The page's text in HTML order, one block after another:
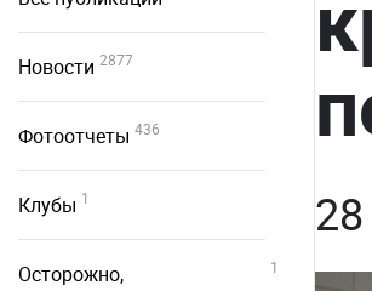
Новости 2877
Фотоотчеты 436
Клубы 1
Осторожно,
1
28